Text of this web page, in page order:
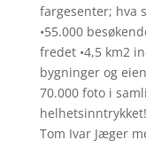
fargesenter; hva
•55.000
fredet •4,5 km2
bygninger og
70.000 foto i
Tom Ivar Jæger